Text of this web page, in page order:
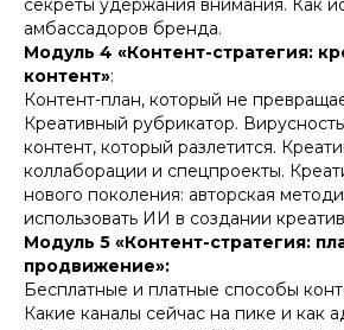
секреты удержания внимания. Как
амбассадоров бренда.
Модуль 4 «Контент-стратегия:
контент»:
Контент-план, который не
Креативный рубрикатор.
контент, который разлетится.
коллаборации и спецпроекты.
нового поколения: авторская
использовать ИИ в создании
Модуль 5 «Контент-стратегия:
продвижение»:
Бесплатные и платные способы
Какие каналы сейчас на пике и как